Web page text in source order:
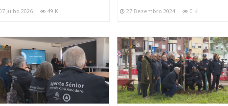
Julho 2026 49 K 27 Dezembro 2024 0 K